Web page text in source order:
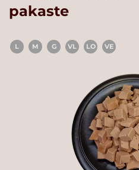
pakaste
L M G VL LO VE